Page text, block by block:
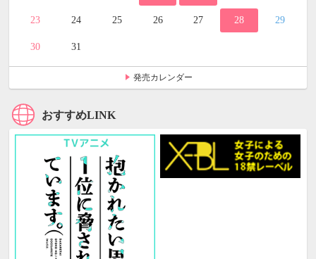
23 24 25 26 27 28 29
30 31
発売カレンダー
おすすめLINK